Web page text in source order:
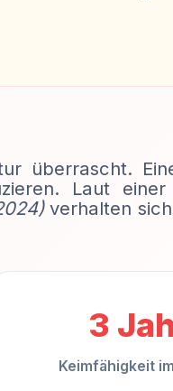
überrascht.
Laut
verhalten
3
Keimfähigkeit